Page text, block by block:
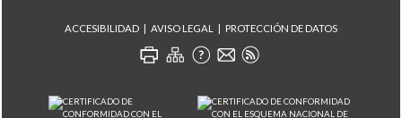
ACCESIBILIDAD AVISO LEGAL PROTECCIÓN DE DATOS